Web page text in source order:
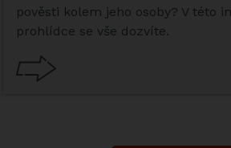
pověsti kolem jeho osoby? V této
prohlídce se vše dozvíte.